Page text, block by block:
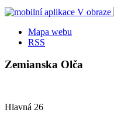
Mapa webu
RSS
Zemianska Olča
Hlavná 26